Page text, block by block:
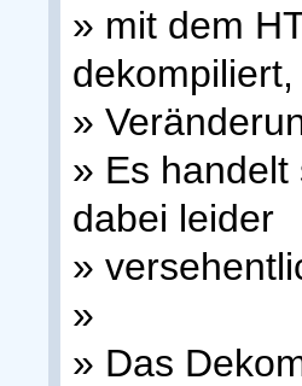
» mit dem
»
» Es handelt
dabei leider
»
»
» Das